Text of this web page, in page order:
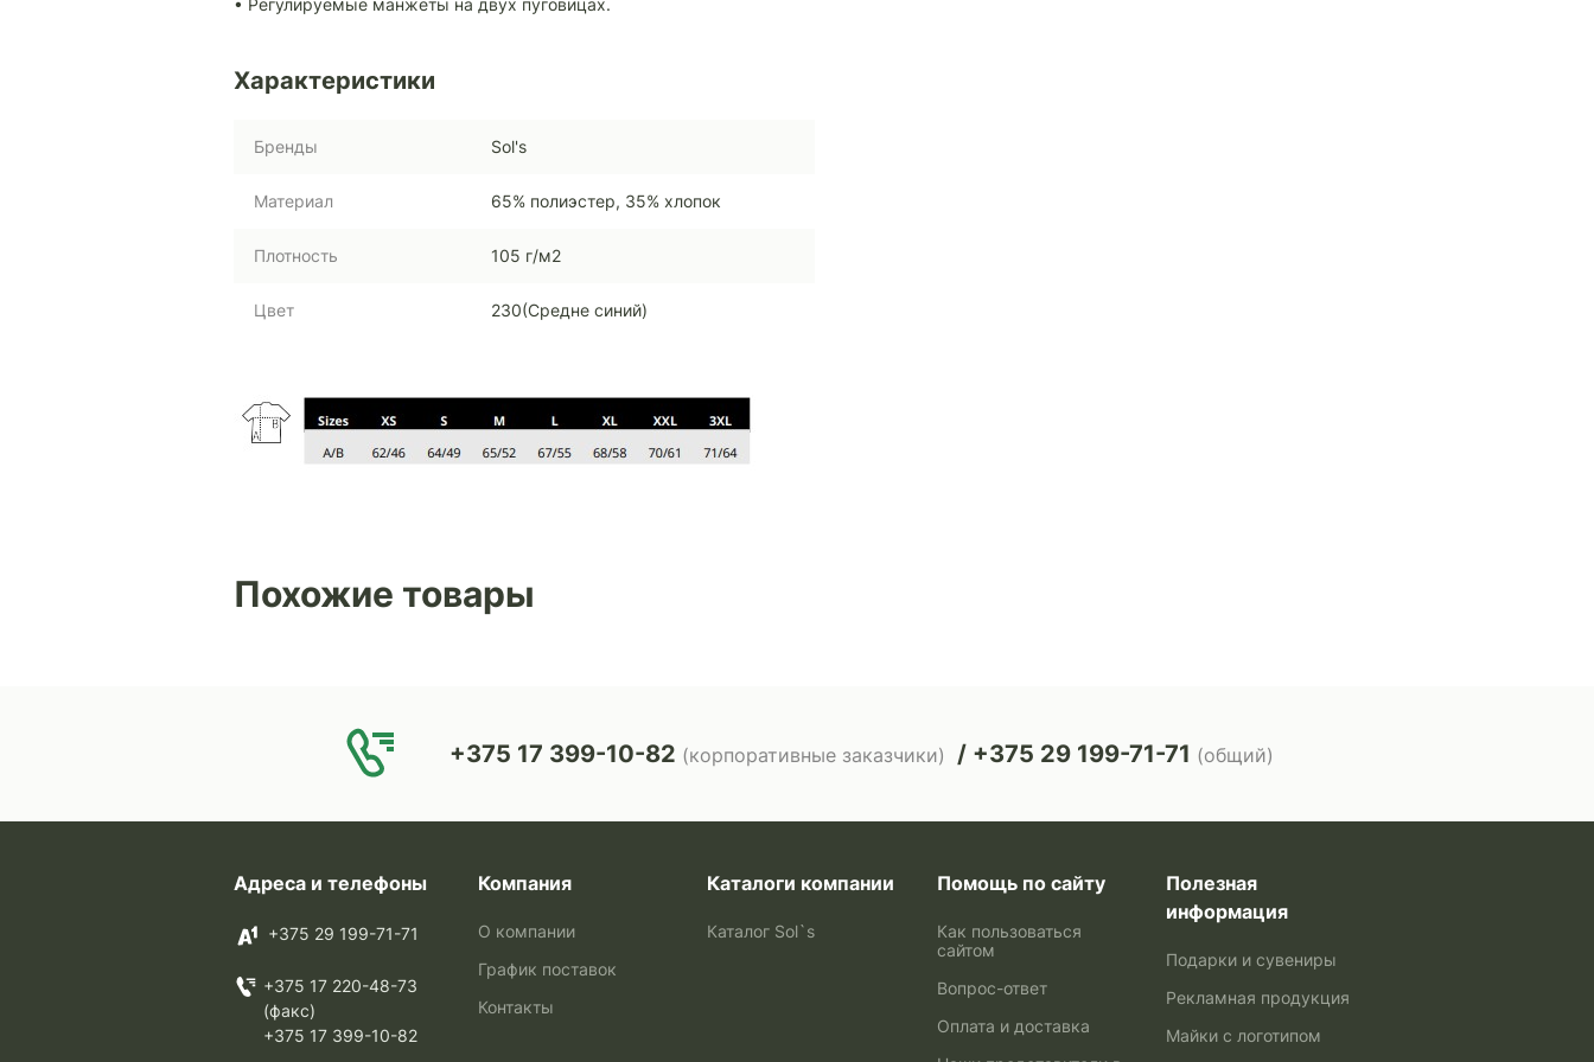
• Регулируемые манжеты на двух пуговицах.
Характеристики
Бренды Sol's
Материал 65% полиэстер, 35% хлопок
Плотность 105 г/м2
Цвет 230(Средне синий)
Похожие товары
+375 17 399-10-82 (корпоративные заказчики) +375 29 199-71-71 (общий)
Адреса и телефоны
+375 29 199-71-71
+375 17 220-48-73
(факс)
+375 17 399-10-82
Компания
О компании
График поставок
Контакты
Каталоги компании
Каталог Sol`s
Помощь по сайту
Как пользоваться
сайтом
Вопрос-ответ
Оплата и доставка
Полезная
информация
Подарки и сувениры
Рекламная продукция
Майки с логотипом